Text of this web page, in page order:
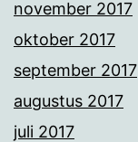
november 2017
oktober 2017
september 2017
augustus 2017
juli 2017